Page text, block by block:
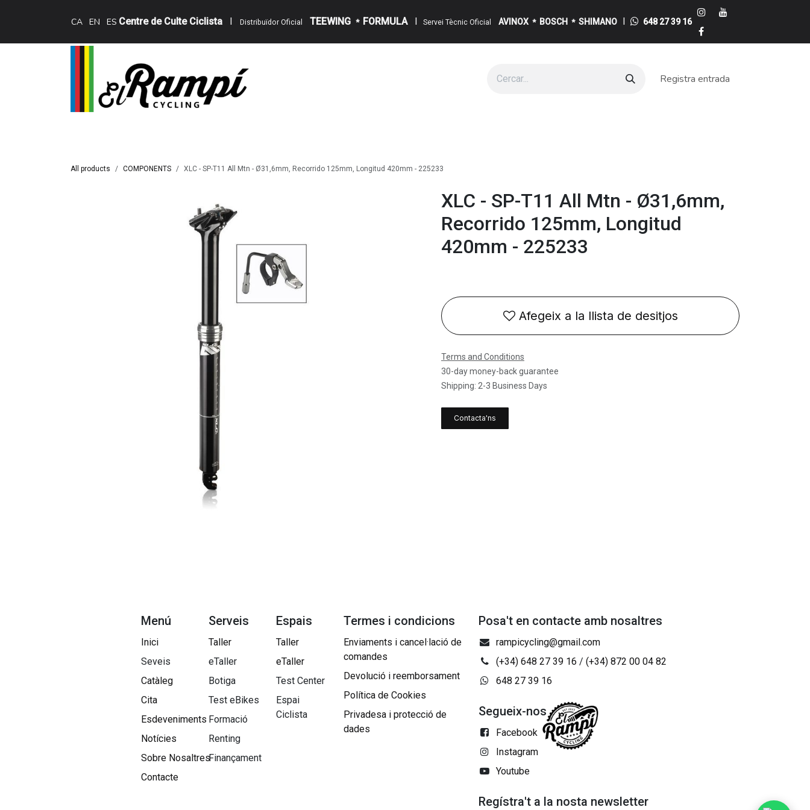
CA EN ES Centre de Culte Ciclista I Distribuïdor Oficial TEEWING * FORMULA I Servei Tècnic Oficial AVINOX * BOSCH * SHIMANO I 648 27 39 16
Registra entrada
All products COMPONENTS XLC - SP-T11 All Mtn - Ø31,6mm, Recorrido 125mm, Longitud 420mm - 225233
XLC - SP-T11 All Mtn - Ø31,6mm,
Recorrido 125mm, Longitud
420mm - 225233
Afegeix a la llista de desitjos
Terms and Conditions
30-day money-back guarantee
Shipping: 2-3 Business Days
Contacta'ns
Menú
Inici
Seveis
Catàleg
Cita
Esdeveniments
Notícies
Sobre Nosaltres​
Contacte
Serveis
Taller
eTaller
Botiga
Test eBikes
Formació
Renting
Finançament
Espais
Taller
eTaller
Test Center
Espai
Ciclista
Termes i condicions
Enviaments i cancel·lació de
comandes
Devolució i reemborsament
Política de Cookies
Privadesa i protecció de
dades
Posa't en contacte amb nosaltres
rampicycling@gmail.com
(+34) 648 27 39 16 / (+34) 872 00 04 82
648 27 39 16
Segueix-nos
Facebook
Instagram
Youtube
Regístra't a la nosta newsletter